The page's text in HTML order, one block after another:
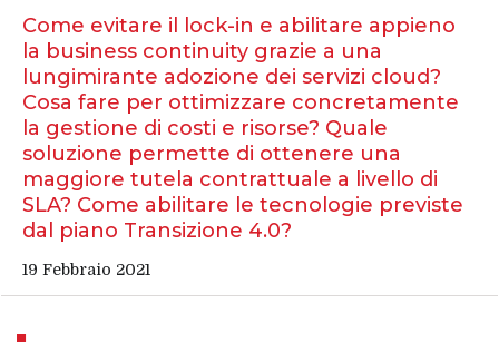
Come evitare il lock-in e abilitare appieno
la business continuity grazie a una
lungimirante adozione dei servizi cloud?
Cosa fare per ottimizzare concretamente
la gestione di costi e risorse? Quale
soluzione permette di ottenere una
maggiore tutela contrattuale a livello di
SLA? Come abilitare le tecnologie previste
dal piano Transizione 4.0?
19 Febbraio 2021